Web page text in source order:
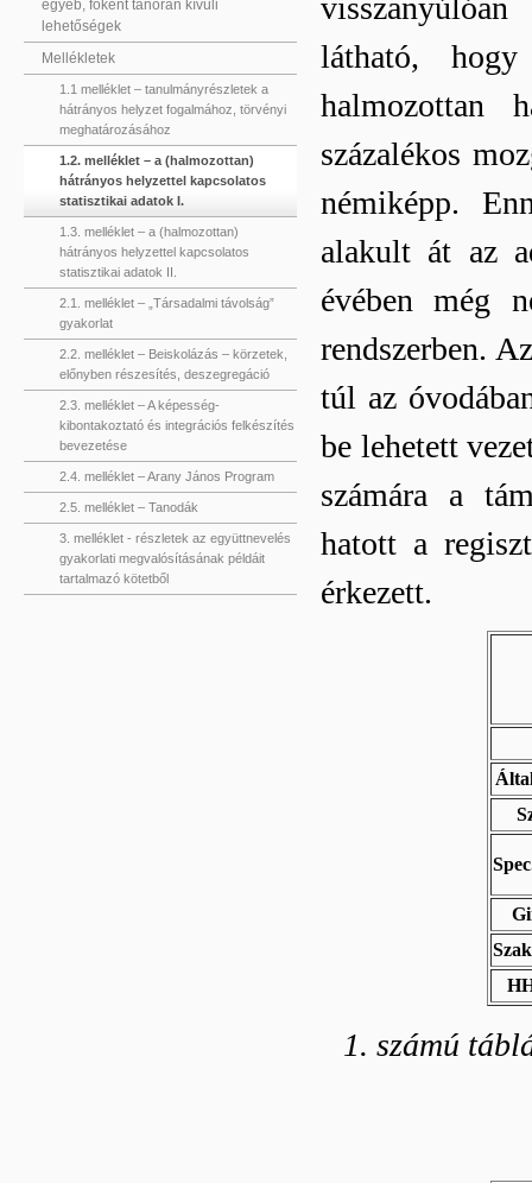
egyéb, főként tanórán kívüli
lehetőségek
Mellékletek
1.1 melléklet – tanulmányrészletek a
hátrányos helyzet fogalmához, törvényi
meghatározásához
1.2. melléklet – a (halmozottan)
hátrányos helyzettel kapcsolatos
statisztikai adatok I.
1.3. melléklet – a (halmozottan)
hátrányos helyzettel kapcsolatos
statisztikai adatok II.
2.1. melléklet – „Társadalmi távolság”
gyakorlat
2.2. melléklet – Beiskolázás – körzetek,
előnyben részesítés, deszegregáció
2.3. melléklet – A képesség-
kibontakoztató és integrációs felkészítés
bevezetése
2.4. melléklet – Arany János Program
2.5. melléklet – Tanodák
3. melléklet - részletek az együttnevelés
gyakorlati megvalósításának példáit
tartalmazó kötetből
látható,
halmozottan
százalékos
némiképp.
alakult át az
évében még
rendszerben.
túl az
be lehetett
számára a
hatott a
érkezett.
1. számú